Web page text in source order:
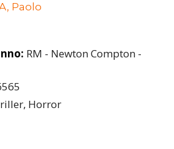
Paolo
RM - Newton Compton -
Horror